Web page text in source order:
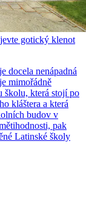
gotický klenot
docela nenápadná
mimořádně
školu, která stojí po
kláštera a která
budov v
pak
Latinské školy